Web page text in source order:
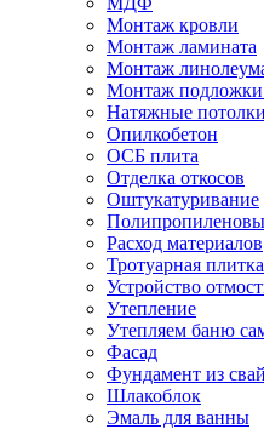
Монтаж кровли
Монтаж ламината
Монтаж
Монтаж подложки
Натяжные потолки
Опилкобетон
ОСБ плита
Отделка откосов
Оштукатуривание
Расход материалов
Тротуарная плитка
Устройство
Утепление
Утепляем баню
Фасад
Фундамент из свай
Шлакоблок
Эмаль для ванны